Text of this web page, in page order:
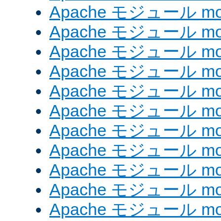
Apache モジュール
Apache モジュール
Apache モジュール
Apache モジュール
Apache モジュール
Apache モジュール
Apache モジュール
Apache モジュール
Apache モジュール
Apache モジュール
Apache モジュール